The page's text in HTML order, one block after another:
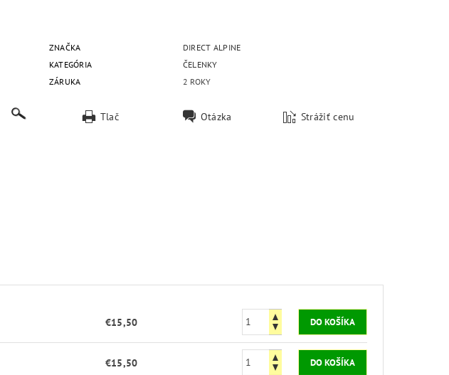
ZNAČKA
DIRECT ALPINE
KATEGÓRIA
ČELENKY
ZÁRUKA
2 ROKY
Tlač Otázka Strážiť cenu
€15,50
€15,50